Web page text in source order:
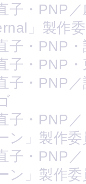
子・PNP
」製作
子・PNP
子・PNP
子・PNP
子・PNP
ン」製作
子・PNP
ン」製作